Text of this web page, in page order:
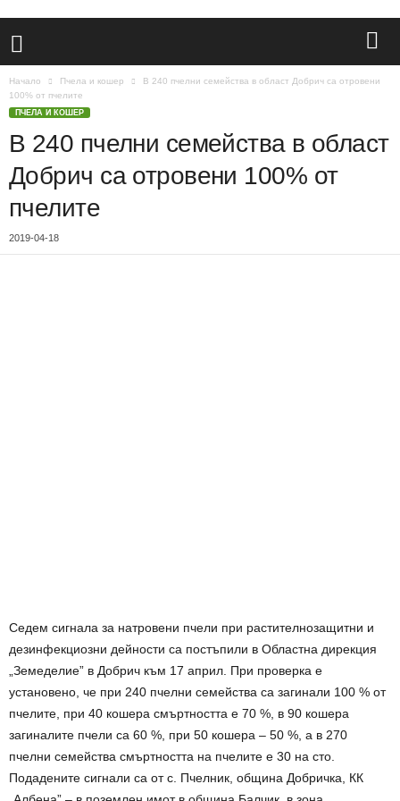
Начало Пчела и кошер
В 240 пчелни семейства в област Добрич са отровени
100% от пчелите
ПЧЕЛА И КОШЕР
В 240 пчелни семейства в
област Добрич са отровени
100% от пчелите
2019-04-18
Седем сигнала за натровени пчели при растителнозащитни и
дезинфекциозни дейности са постъпили в Областна дирекция
„Земеделие” в Добрич към 17 април. При проверка е
установено, че при 240 пчелни семейства са загинали 100 % от
пчелите, при 40 кошера смъртността е 70 %, в 90 кошера
загиналите пчели са 60 %, при 50 кошера – 50 %, а в 270
пчелни семейства смъртността на пчелите е 30 на сто.
Подадените сигнали са от с. Пчелник, община Добричка, КК